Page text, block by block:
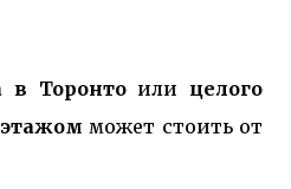
в Торонтоили целого
может стоить от